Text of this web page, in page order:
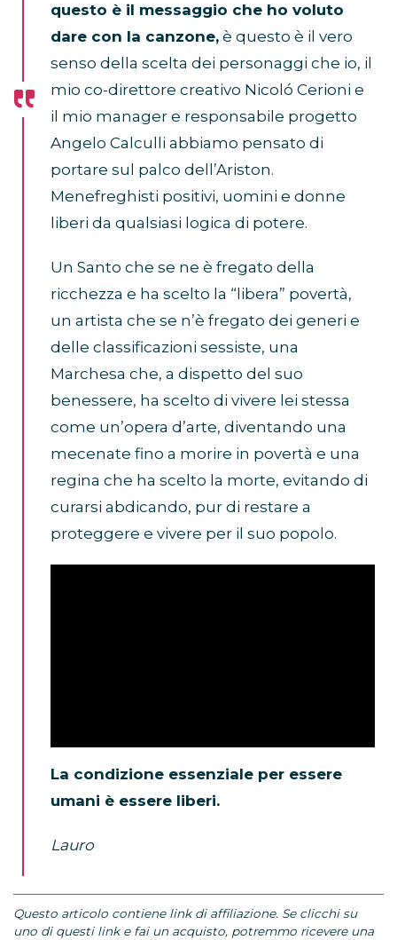
questo è il messaggio che ho voluto
dare con la canzone, è questo è il vero
senso della scelta dei personaggi che io, il
mio co-direttore creativo Nicoló Cerioni e
il mio manager e responsabile progetto
Angelo Calculli abbiamo pensato di
portare sul palco dell’Ariston.
Menefreghisti positivi, uomini e donne
liberi da qualsiasi logica di potere.
Un Santo che se ne è fregato della
ricchezza e ha scelto la “libera” povertà,
un artista che se n’è fregato dei generi e
delle classificazioni sessiste, una
Marchesa che, a dispetto del suo
benessere, ha scelto di vivere lei stessa
come un’opera d’arte, diventando una
mecenate fino a morire in povertà e una
regina che ha scelto la morte, evitando di
curarsi abdicando, pur di restare a
proteggere e vivere per il suo popolo.
La condizione essenziale per essere
umani è essere liberi.
Lauro
Questo articolo contiene link di affiliazione. Se clicchi su
uno di questi link e fai un acquisto, potremmo ricevere una